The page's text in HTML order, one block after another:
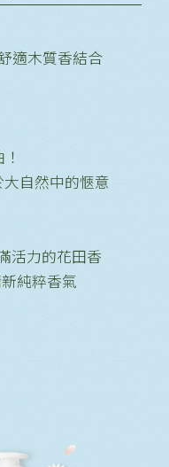
適木質香結合
自然中的愜意
活力的花田香
純粹香氣